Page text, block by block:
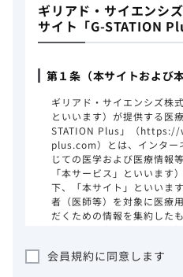
ギリアド・サイエンシ
サイト「G-STATION
第１条（本サイトおよび
ギリアド・サイエンシズ株
といいます）が提供する医
STATION Plus」（
plus.com）とは、インター
じての医学および医療情報
「本サービス」といいます
下、「本サイト」といいま
者（医師等）を対象に医療
だくための情報を集約した
事項をご熟読いただき、同
会員規約に同意します